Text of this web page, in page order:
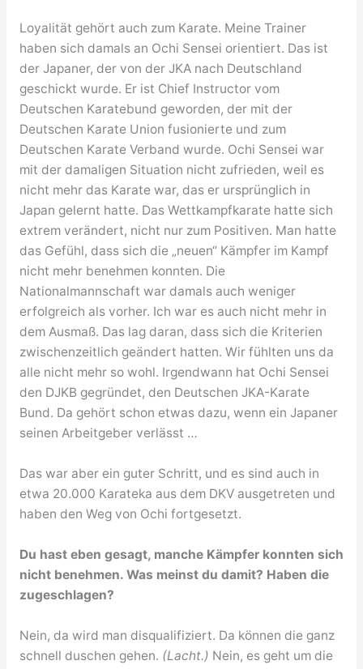
Loyalität gehört auch zum Karate. Meine Trainer
haben sich damals an Ochi Sensei orientiert. Das ist
der Japaner, der von der JKA nach Deutschland
geschickt wurde. Er ist Chief Instructor vom
Deutschen Karatebund geworden, der mit der
Deutschen Karate Union fusionierte und zum
Deutschen Karate Verband wurde. Ochi Sensei war
mit der damaligen Situation nicht zufrieden, weil es
nicht mehr das Karate war, das er ursprünglich in
Japan gelernt hatte. Das Wettkampfkarate hatte sich
extrem verändert, nicht nur zum Positiven. Man hatte
das Gefühl, dass sich die „neuen“ Kämpfer im Kampf
nicht mehr benehmen konnten. Die
Nationalmannschaft war damals auch weniger
erfolgreich als vorher. Ich war es auch nicht mehr in
dem Ausmaß. Das lag daran, dass sich die Kriterien
zwischenzeitlich geändert hatten. Wir fühlten uns da
alle nicht mehr so wohl. Irgendwann hat Ochi Sensei
den DJKB gegründet, den Deutschen JKA-Karate
Bund. Da gehört schon etwas dazu, wenn ein Japaner
seinen Arbeitgeber verlässt …
Das war aber ein guter Schritt, und es sind auch in
etwa 20.000 Karateka aus dem DKV ausgetreten und
haben den Weg von Ochi fortgesetzt.
Du hast eben gesagt, manche Kämpfer konnten sich
nicht benehmen. Was meinst du damit? Haben die
zugeschlagen?
Nein, da wird man disqualifiziert. Da können die ganz
schnell duschen gehen. (Lacht.) Nein, es geht um die